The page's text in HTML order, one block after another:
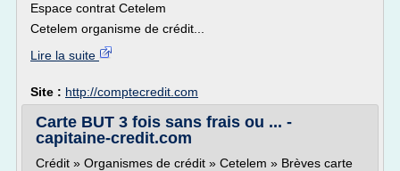
Espace contrat Cetelem
Cetelem organisme de crédit...
Lire la suite
Site : http://comptecredit.com
Carte BUT 3 fois sans frais ou ... -
capitaine-credit.com
Crédit » Organismes de crédit » Cetelem » Brèves carte